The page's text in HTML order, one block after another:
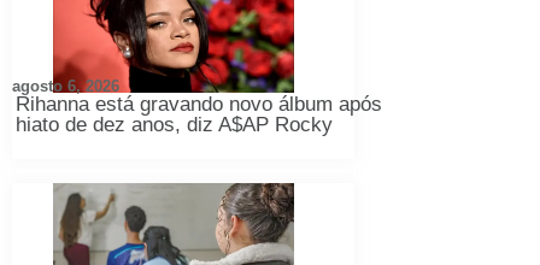
Rihanna está gravando novo álbum após
hiato de dez anos, diz A$AP Rocky
agosto 6, 2026